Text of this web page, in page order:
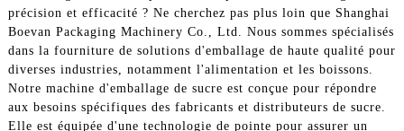
précision et efficacité ? Ne cherchez pas plus loin que Shanghai
Boevan Packaging Machinery Co., Ltd. Nous sommes spécialisés
dans la fourniture de solutions d'emballage de haute qualité pour
diverses industries, notamment l'alimentation et les boissons.
Notre machine d'emballage de sucre est conçue pour répondre
aux besoins spécifiques des fabricants et distributeurs de sucre.
Elle est équipée d'une technologie de pointe pour assurer un